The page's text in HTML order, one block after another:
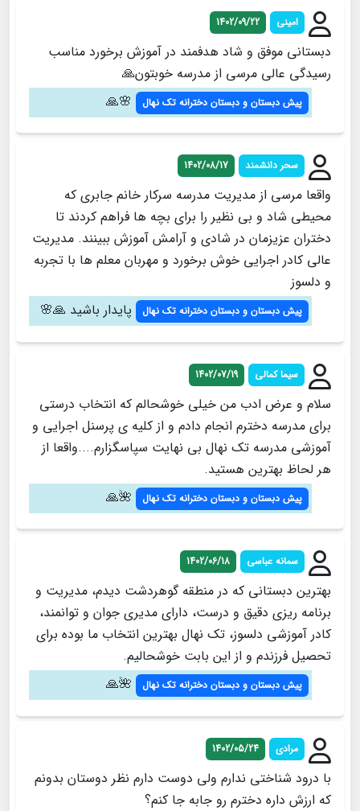
امینی 1402/09/22
دبستانی موفق و شاد هدفمند در آموزش برخورد مناسب
رسیدگی عالی مرسی از مدرسه خوبتون🙏
پیش دبستان و دبستان دخترانه تک نهال 🌸🙏
سحر دانشمند 1402/08/17
واقعا مرسی از مدیریت مدرسه سرکار خانم جابری که
محیطی شاد و بی نظیر را برای بچه ها فراهم کردند تا
دختران عزیزمان در شادی و آرامش آموزش ببینند. مدیریت
عالی کادر اجرایی خوش برخورد و مهربان معلم ها با تجربه
و دلسوز
پیش دبستان و دبستان دخترانه تک نهال پایدار باشید 🙏🌸
سیما کمالی 1402/07/19
سلام و عرض ادب من خیلی خوشحالم که انتخاب درستی
برای مدرسه دخترم انجام دادم و از کلیه ی پرسنل اجرایی و
آموزشی مدرسه تک نهال بی نهایت سپاسگزارم....واقعا از
هر لحاظ بهترین هستید.
پیش دبستان و دبستان دخترانه تک نهال 🌺🙏
سمانه عباسی 1402/06/18
بهترین دبستانی که در منطقه گوهردشت دیدم، مدیریت و
برنامه ریزی دقیق و درست، دارای مدیری جوان و توانمند،
کادر آموزشی دلسوز، تک نهال بهترین انتخاب ما بوده برای
تحصیل فرزندم و از این بابت خوشحالیم.
پیش دبستان و دبستان دخترانه تک نهال 🌺🙏
مرادی 1402/05/24
با درود شناختی ندارم ولی دوست دارم نظر دوستان بدونم
که ارزش داره دخترم رو جابه جا کنم؟